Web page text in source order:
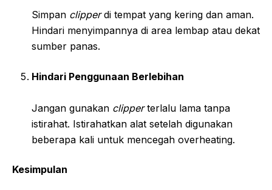
Simpan clipperdi tempat yang kering dan aman.
Hindari menyimpannya di area lembap atau dekat
sumber panas.
Hindari Penggunaan Berlebihan
Jangan gunakan clipperterlalu lama tanpa
istirahat. Istirahatkan alat setelah digunakan
beberapa kali untuk mencegah overheating.
Kesimpulan